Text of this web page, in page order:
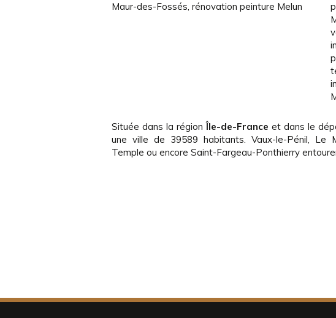
Maur-des-Fossés, rénovation peinture Melun
Située dans la régionÎle-de-France et dans le
une ville de 39589 habitants. Vaux-le-Pénil, Le
Temple ou encore Saint-Fargeau-Ponthierry